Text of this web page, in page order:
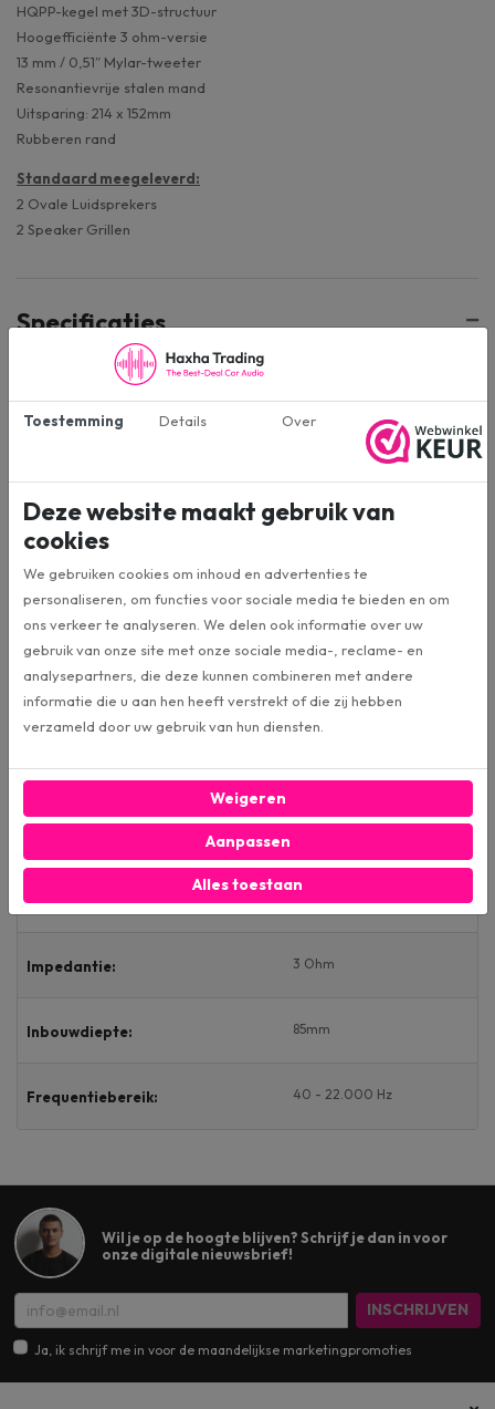
HQPP-kegel met 3D-structuur
Hoogefficiënte 3 ohm-versie
13 mm / 0,51″ Mylar-tweeter
Resonantievrije stalen mand
Uitsparing: 214 x 152mm
Rubberen rand
Standaard meegeleverd:
2 Ovale Luidsprekers
2 Speaker Grillen
Specificaties
Artikelnummer
Ground Zero
Categorie: Luidsprekers
Conditie: Outlet
Soort speaker: Coaxiaal 3-weg
MAX vermogen: 190W
Gevoeligheid:
Impedantie: 3 Ohm
Inbouwdiepte: 85mm
Frequentiebereik: 40 - 22.000 Hz
Wil je op de hoogte blijven? Schrijf je dan in voor
onze digitale nieuwsbrief!
INSCHRIJVEN
Ja, ik schrijf me in voor de maandelijkse marketingpromoties
Toestemming Details Over
Deze website maakt gebruik van
cookies
We gebruiken cookies om inhoud en advertenties te
personaliseren, om functies voor sociale media te bieden en om
ons verkeer te analyseren. We delen ook informatie over uw
gebruik van onze site met onze sociale media-, reclame- en
analysepartners, die deze kunnen combineren met andere
informatie die u aan hen heeft verstrekt of die zij hebben
verzameld door uw gebruik van hun diensten.
Weigeren
Aanpassen
Alles toestaan